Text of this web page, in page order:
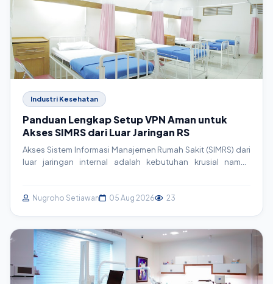
Industri Kesehatan
Panduan Lengkap Setup VPN Aman untuk
Akses SIMRS dari Luar Jaringan RS
Akses Sistem Informasi Manajemen Rumah Sakit (SIMRS) dari
luar jaringan internal adalah kebutuhan krusial namun
menggunakan OpenVPN, memastikan kontinuitas layanan
Nugroho Setiawan 05 Aug 2026 23